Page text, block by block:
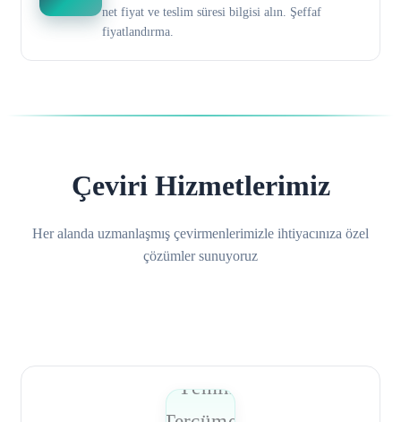
net fiyat ve teslim süresi bilgisi alın. Şeffaf
fiyatlandırma.
Çeviri Hizmetlerimiz
Her alanda uzmanlaşmış çevirmenlerimizle ihtiyacınıza özel
çözümler sunuyoruz